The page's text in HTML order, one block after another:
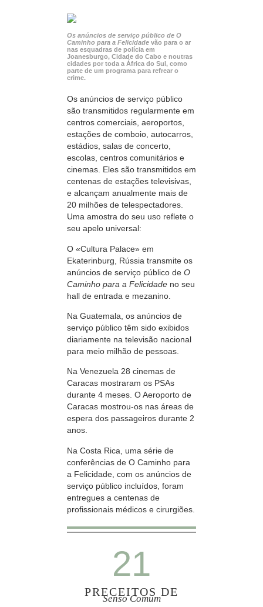
Os anúncios de serviço público de O
Caminho para a Felicidade vão para o ar
nas esquadras de polícia em
Joanesburgo, Cidade do Cabo e noutras
cidades por toda a África do Sul, como
parte de um programa para refrear o
crime.
Os anúncios de serviço público
são transmitidos regularmente em
centros comerciais, aeroportos,
estações de comboio, autocarros,
estádios, salas de concerto,
escolas, centros comunitários e
cinemas. Eles são transmitidos em
centenas de estações televisivas,
e alcançam anualmente mais de
20 milhões de telespectadores.
Uma amostra do seu uso reflete o
seu apelo universal:
O «Cultura Palace» em
Ekaterinburg, Rússia transmite os
anúncios de serviço público de O
Caminho para a Felicidade no seu
hall de entrada e mezanino.
Na Guatemala, os anúncios de
serviço público têm sido exibidos
diariamente na televisão nacional
para meio milhão de pessoas.
Na Venezuela 28 cinemas de
Caracas mostraram os PSAs
durante 4 meses. O Aeroporto de
Caracas mostrou‑os nas áreas de
espera dos passageiros durante 2
anos.
Na Costa Rica, uma série de
conferências de O Caminho para
a Felicidade, com os anúncios de
serviço público incluídos, foram
entregues a centenas de
profissionais médicos e cirurgiões.
21
PRECEITOS DE
Senso Comum